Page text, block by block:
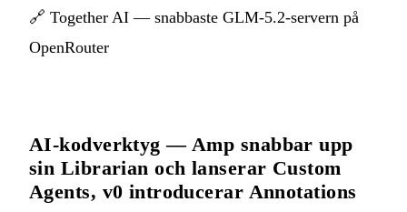
🔗 Together AI — snabbaste GLM-5.2-servern på
OpenRouter
AI-kodverktyg — Amp snabbar upp
sin Librarian och lanserar Custom
Agents, v0 introducerar Annotations